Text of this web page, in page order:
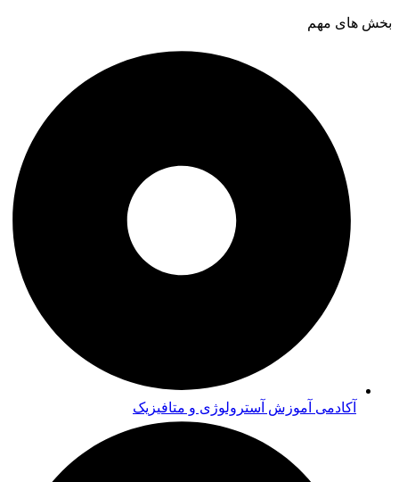
بخش های مهم
آکادمی آموزش آسترولوژی و متافیزیک